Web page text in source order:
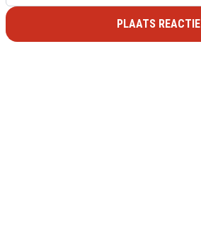
PLAATS REACTIE